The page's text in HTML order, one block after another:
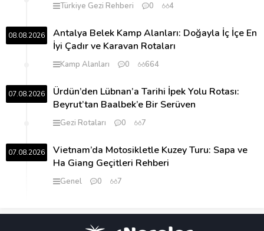
Türkiye Gezi Rehberi 0 4
08.08.2026
Antalya Belek Kamp Alanları: Doğayla İç İçe En
İyi Çadır ve Karavan Rotaları
Kamp Alanları 0 664
07.08.2026
Ürdün’den Lübnan’a Tarihi İpek Yolu Rotası:
Beyrut’tan Baalbek’e Bir Serüven
Gezi Rotaları 0 7
07.08.2026
Vietnam’da Motosikletle Kuzey Turu: Sapa ve
Ha Giang Geçitleri Rehberi
Genel 0 7